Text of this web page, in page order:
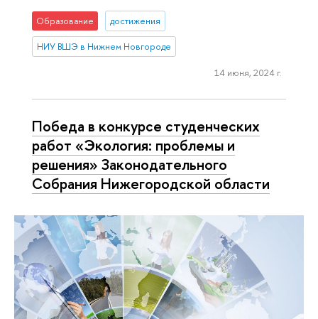
Образование достижения
НИУ ВШЭ в Нижнем Новгороде
14 июня, 2024 г.
Победа в конкурсе студенческих
работ «Экология: проблемы и
решения» Законодательного
Собрания Нижегородской области